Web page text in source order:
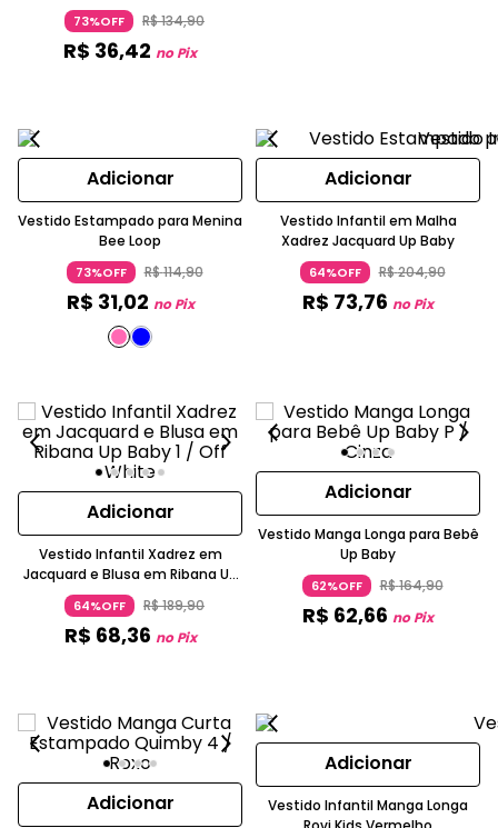
73%OFF R$134,90
R$ 36,42 no Pix
Adicionar
Vestido Estampado para Menina
Bee Loop
73%OFF R$114,90
R$ 31,02 no Pix
Adicionar
Vestido Infantil em Malha
Xadrez Jacquard Up Baby
64%OFF R$204,90
R$ 73,76 no Pix
Adicionar
Vestido Infantil Xadrez em
Jacquard e Blusa em Ribana Up
Baby
64%OFF R$189,90
R$ 68,36 no Pix
Adicionar
Vestido Manga Longa para Bebê
Up Baby
62%OFF R$164,90
R$ 62,66 no Pix
Adicionar
Adicionar
Vestido Infantil Manga Longa